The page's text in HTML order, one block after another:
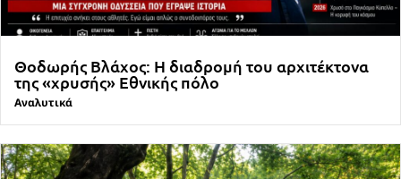
Θοδωρής Βλάχος: Η διαδρομή του αρχιτέκτονα
της «χρυσής» Εθνικής πόλο
Αναλυτικά